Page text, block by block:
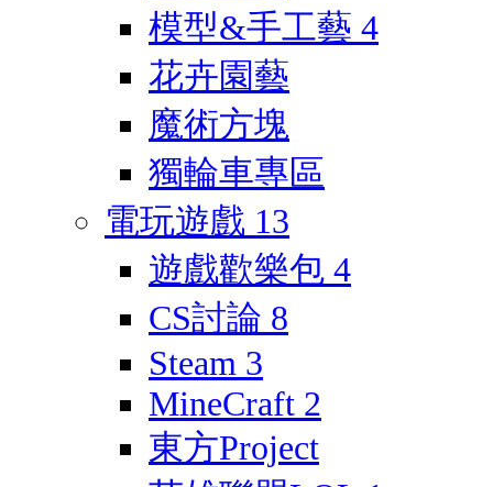
模型&手工藝 4
花卉園藝
魔術方塊
獨輪車專區
電玩遊戲 13
遊戲歡樂包 4
CS討論 8
Steam 3
MineCraft 2
東方Project